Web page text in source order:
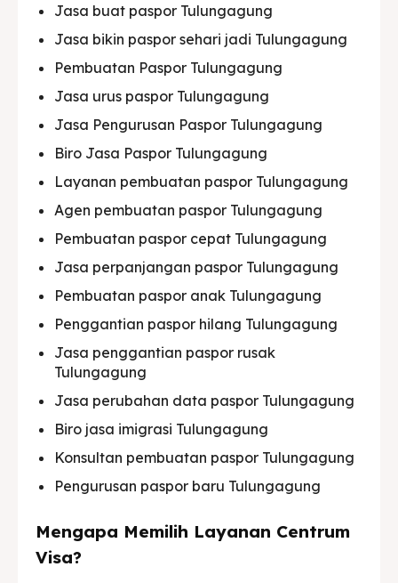
Jasa buat paspor Tulungagung
Jasa bikin paspor sehari jadi Tulungagung
Pembuatan Paspor Tulungagung
Jasa urus paspor Tulungagung
Jasa Pengurusan Paspor Tulungagung
Biro Jasa Paspor Tulungagung
Layanan pembuatan paspor Tulungagung
Agen pembuatan paspor Tulungagung
Pembuatan paspor cepat Tulungagung
Jasa perpanjangan paspor Tulungagung
Pembuatan paspor anak Tulungagung
Penggantian paspor hilang Tulungagung
Jasa penggantian paspor rusak
Tulungagung
Jasa perubahan data paspor Tulungagung
Biro jasa imigrasi Tulungagung
Konsultan pembuatan paspor Tulungagung
Pengurusan paspor baru Tulungagung
Mengapa Memilih Layanan Centrum
Visa?